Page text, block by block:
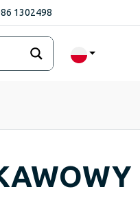
1302498